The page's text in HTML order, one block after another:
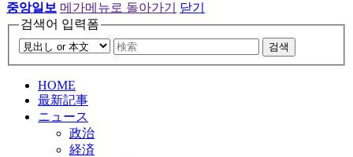
중앙일보 메가메뉴로 돌아가기
닫기
검색어 입력폼
검색
HOME
最新記事
ニュース
政治
経済